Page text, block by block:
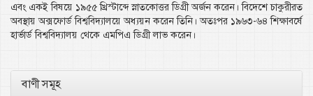
এবং একই বিষয়ে ১৯৫৫ খ্রিস্টাব্দে স্নাতকোত্তর ডিগ্রী অর্জন করেন। বিদেশে চাকুরীরত
অবস্থায় অক্সফোর্ড বিশ্ববিদ্যালয়ে অধ্যয়ন করেন তিনি। অতঃপর ১৯৬৩-৬৪ শিক্ষাবর্ষে
হার্ভার্ড বিশ্ববিদ্যালয় থেকে এমপিএ ডিগ্রী লাভ করেন।
বাণী সমূহ